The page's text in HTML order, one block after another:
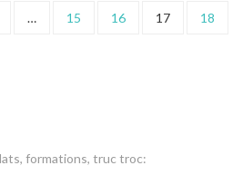
… 15 16 17
18
formations, truc troc: